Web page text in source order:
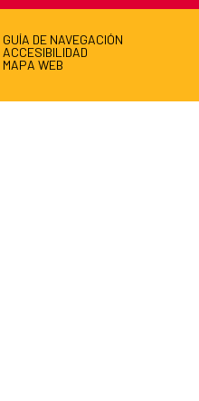
GUÍA DE NAVEGACIÓN
ACCESIBILIDAD
MAPA WEB